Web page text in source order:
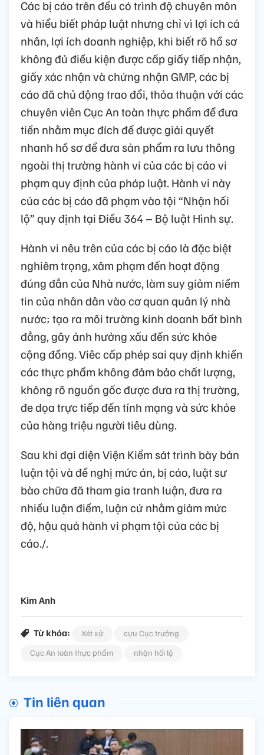
Các bị cáo trên đều có trình độ chuyên môn
và hiểu biết pháp luật nhưng chỉ vì lợi ích cá
nhân, lợi ích doanh nghiệp, khi biết rõ hồ sơ
không đủ điều kiện được cấp giấy tiếp nhận,
giấy xác nhận và chứng nhận GMP, các bị
cáo đã chủ động trao đổi, thỏa thuận với các
chuyên viên Cục An toàn thực phẩm để đưa
tiền nhằm mục đích để được giải quyết
nhanh hồ sơ để đưa sản phẩm ra lưu thông
ngoài thị trường hành vi của các bị cáo vi
phạm quy định của pháp luật. Hành vi này
của các bị cáo đã phạm vào tội “Nhận hối
lộ” quy định tại Điều 364 – Bộ luật Hình sự.
Hành vi nêu trên của các bị cáo là đặc biệt
nghiêm trọng, xâm phạm đến hoạt động
đúng đắn của Nhà nước, làm suy giảm niềm
tin của nhân dân vào cơ quan quản lý nhà
nước; tạo ra môi trường kinh doanh bất bình
đẳng, gây ảnh hưởng xấu đến sức khỏe
cộng đồng. Viêc cấp phép sai quy định khiến
các thực phẩm không đảm bảo chất lượng,
không rõ nguồn gốc được đưa ra thị trường,
đe dọa trực tiếp đến tính mạng và sức khỏe
của hàng triệu người tiêu dùng.
Sau khi đại diện Viện Kiểm sát trình bày bản
luận tội và đề nghị mức án, bị cáo, luật sư
bào chữa đã tham gia tranh luận, đưa ra
nhiều luận điểm, luận cứ nhằm giảm mức
độ, hậu quả hành vi phạm tội của các bị
cáo./.
Kim Anh
Từ khóa: Xét xử
cựu Cục trưởng
Cục An toàn thực phẩm
nhận hối lộ
Tin liên quan